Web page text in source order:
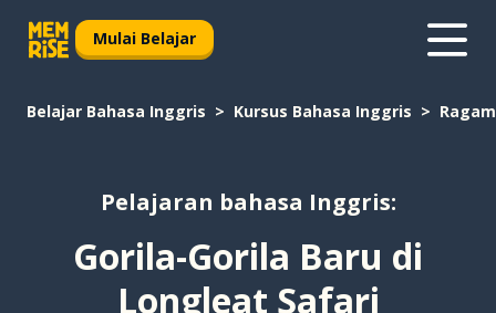
Mulai Belajar
Belajar Bahasa Inggris Kursus Bahasa Inggris
Pelajaran bahasa Inggris:
Gorila-Gorila Baru di
Longleat Safari